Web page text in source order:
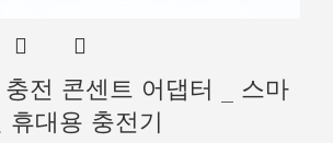
충전 콘센트 어댑터 _ 스마
휴대용 충전기